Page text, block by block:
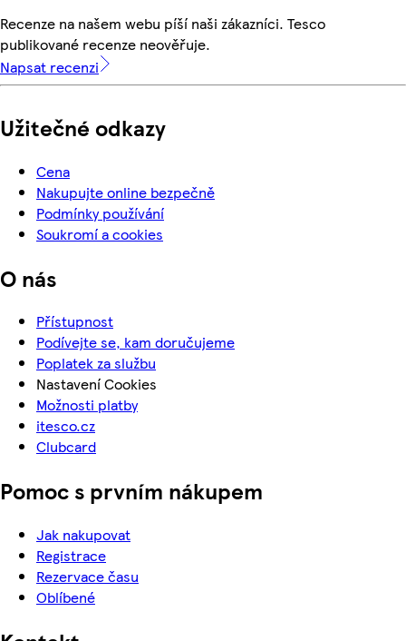
Recenze na našem webu píší naši zákazníci. Tesco
publikované recenze neověřuje.
Napsat recenzi
Užitečné odkazy
Cena
Nakupujte online bezpečně
Podmínky používání
Soukromí a cookies
O nás
Přístupnost
Podívejte se, kam doručujeme
Poplatek za službu
Nastavení Cookies
Možnosti platby
itesco.cz
Clubcard
Pomoc s prvním nákupem
Jak nakupovat
Registrace
Rezervace času
Oblíbené